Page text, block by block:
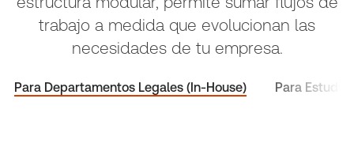
trabajo a medida que evolucionan las
necesidades de tu empresa.
Para Departamentos Legales (In-House) Para